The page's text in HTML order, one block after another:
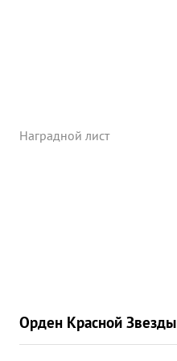
Наградной лист
Орден Красной Звезды